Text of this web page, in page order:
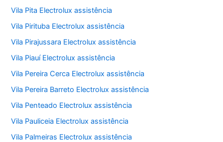
Vila Pita Electrolux assistência
Vila Pirituba Electrolux assistência
Vila Pirajussara Electrolux assistência
Vila Piauí Electrolux assistência
Vila Pereira Cerca Electrolux assistência
Vila Pereira Barreto Electrolux assistência
Vila Penteado Electrolux assistência
Vila Pauliceia Electrolux assistência
Vila Palmeiras Electrolux assistência